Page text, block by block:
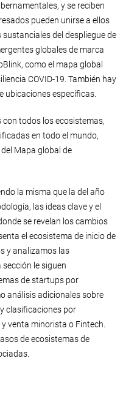
y se reciben
pueden unirse a ellos
del despliegue de
globales de marca
como el mapa global
COVID-19. También hay
ubicaciones específicas.
todos los ecosistemas,
en todo el mundo,
Mapa global de
la misma que la del año
las ideas clave y el
se revelan los cambios
el ecosistema de inicio de
y analizamos las
le siguen
de startups por
análisis adicionales sobre
clasificaciones por
venta minorista o Fintech.
de ecosistemas de